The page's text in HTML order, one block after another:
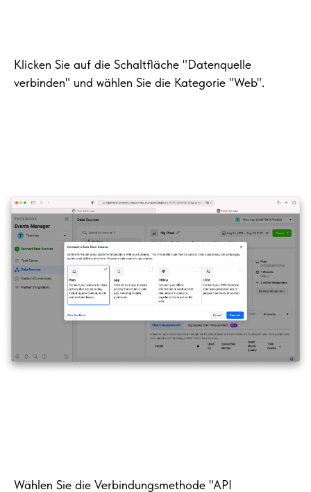
Klicken Sie auf die Schaltfläche "Datenquelle
verbinden" und wählen Sie die Kategorie "Web".
Wählen Sie die Verbindungsmethode "API